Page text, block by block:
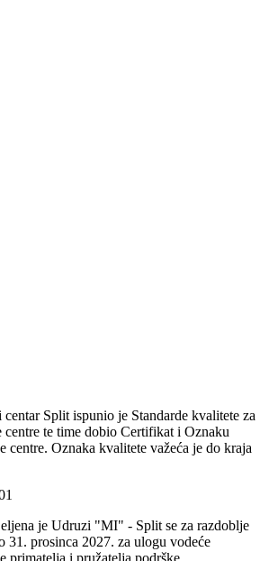
Split ispunio je Standarde kvalitete za
centre te time dobio Certifikat i Oznaku
centre. Oznaka kvalitete važeća je do kraja
je Udruzi "MI" - Split se za razdoblje
31. prosinca 2027. za ulogu vodeće